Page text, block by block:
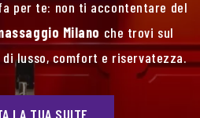
fa per te: non ti accontentare del
Milano che trovi sul
di lusso, comfort e riservatezza.
LA TUA SUITE